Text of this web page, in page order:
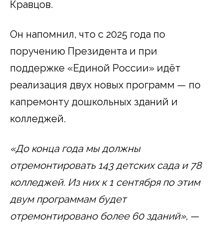
Кравцов.
Он напомнил, что с 2025 года по
поручению Президента и при
поддержке «Единой России» идёт
реализация двух новых программ — по
капремонту дошкольных зданий и
колледжей.
«До конца года мы должны
отремонтировать 143 детских сада и 78
колледжей. Из них к 1 сентября по этим
двум программам будет
отремонтировано более 60 зданий», —